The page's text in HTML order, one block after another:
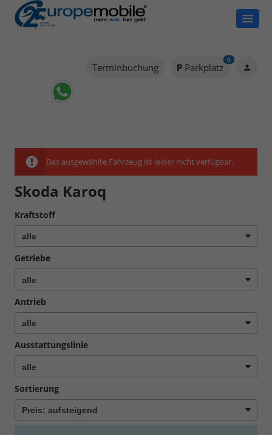
Terminbuchung Parkplatz
0
Das ausgewählte Fahrzeug ist leider nicht verfügbar.
Skoda Karoq
Kraftstoff
Getriebe
Antrieb
Ausstattungslinie
Sortierung